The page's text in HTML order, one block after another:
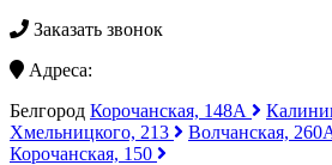
Заказать звонок
Адреса:
Белгород Корочанская, 148А
Хмельницкого, 213
Волчанская,
Корочанская, 150